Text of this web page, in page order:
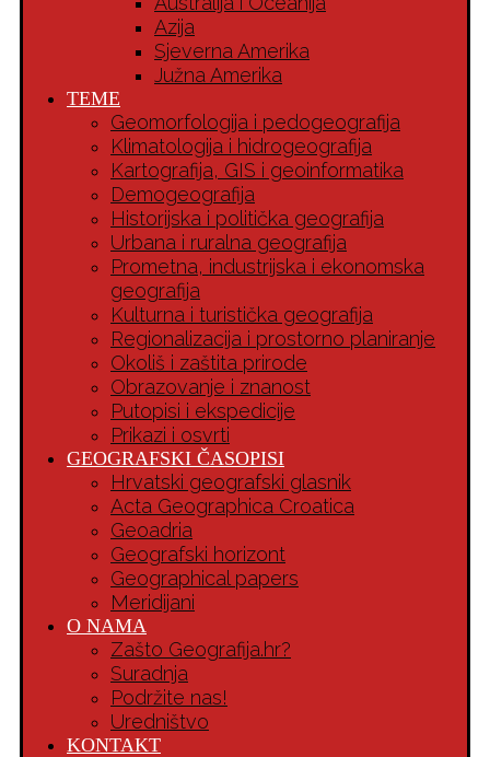
Azija
Sjeverna Amerika
Južna Amerika
TEME
Geomorfologija i pedogeografija
Klimatologija i hidrogeografija
Kartografija, GIS i geoinformatika
Demogeografija
Historijska i politička geografija
Urbana i ruralna geografija
Prometna, industrijska i ekonomska
geografija
Kulturna i turistička geografija
Regionalizacija i prostorno planiranje
Okoliš i zaštita prirode
Obrazovanje i znanost
Putopisi i ekspedicije
Prikazi i osvrti
GEOGRAFSKI ČASOPISI
Hrvatski geografski glasnik
Acta Geographica Croatica
Geoadria
Geografski horizont
Geographical papers
Meridijani
O NAMA
Zašto Geografija.hr?
Suradnja
Podržite nas!
Uredništvo
KONTAKT